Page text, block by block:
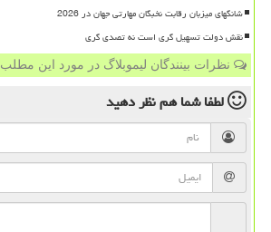
شانگهای میزبان رقابت نخبگان مهارتی جهان در 2026
نقش دولت تسهیل گری است نه تصدی گری
نظرات بینندگان لیموبلاگ در مورد این مطلب
لطفا شما همنظر دهید